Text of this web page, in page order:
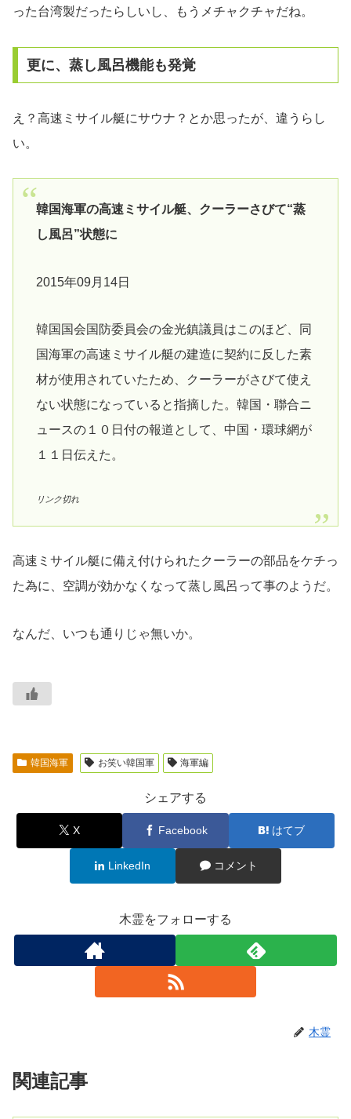
った台湾製だったらしいし、もうメチャクチャだね。
更に、蒸し風呂機能も発覚
え？高速ミサイル艇にサウナ？とか思ったが、違うらし
い。
韓国海軍の高速ミサイル艇、クーラーさびて“蒸
し風呂”状態に
2015年09月14日
韓国国会国防委員会の金光鎮議員はこのほど、同
国海軍の高速ミサイル艇の建造に契約に反した素
材が使用されていたため、クーラーがさびて使え
ない状態になっていると指摘した。韓国・聯合ニ
ュースの１０日付の報道として、中国・環球網が
１１日伝えた。
リンク切れ
高速ミサイル艇に備え付けられたクーラーの部品をケチっ
た為に、空調が効かなくなって蒸し風呂って事のようだ。
なんだ、いつも通りじゃ無いか。
韓国海軍 お笑い韓国軍 海軍編
シェアする
X Facebook はてブ
LinkedIn コメント
木霊をフォローする
木霊
関連記事